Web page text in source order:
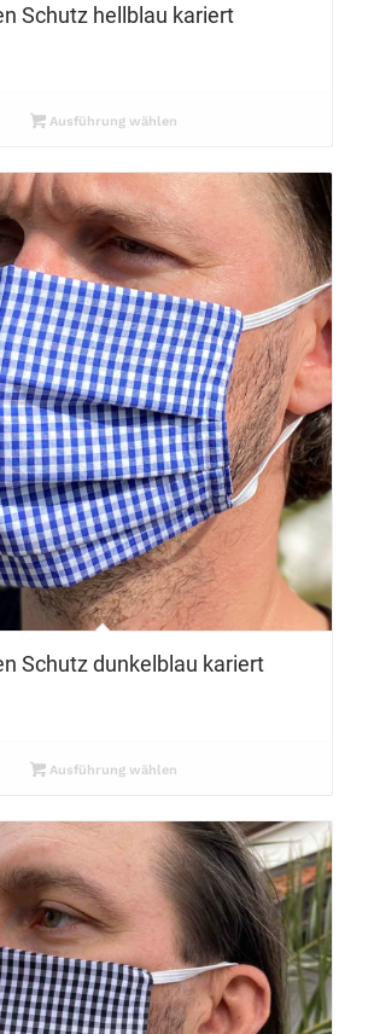
Schutz hellblau kariert
Ausführung wählen
Schutz dunkelblau kariert
Ausführung wählen